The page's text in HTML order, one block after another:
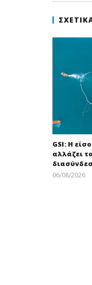
GSI: Η
αλλάζει
06/08/2026